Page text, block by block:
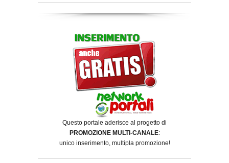
Questo portale aderisce al progetto di
PROMOZIONE MULTI-CANALE:
unico inserimento, multipla promozione!